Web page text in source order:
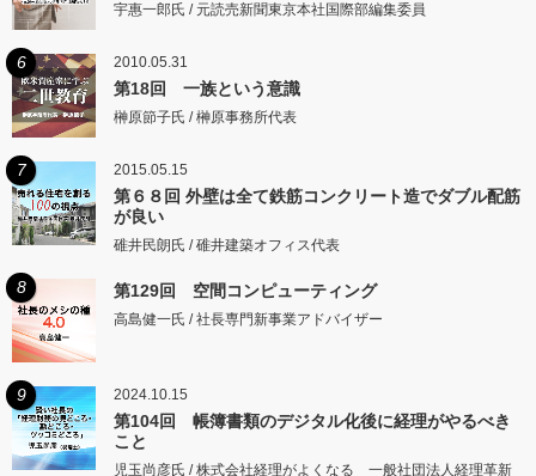
宇惠一郎氏 / 元読売新聞東京本社国際部編集委員
6 2010.05.31
第18回 一族という意識
榊原節子氏 / 榊原事務所代表
7 2015.05.15
第６８回 外壁は全て鉄筋コンクリート造でダブル配筋
が良い
碓井民朗氏 / 碓井建築オフィス代表
8 第129回 空間コンピューティング
高島健一氏 / 社長専門新事業アドバイザー
9 2024.10.15
第104回 帳簿書類のデジタル化後に経理がやるべき
こと
児玉尚彦氏 / 株式会社経理がよくなる 一般社団法人経理革新